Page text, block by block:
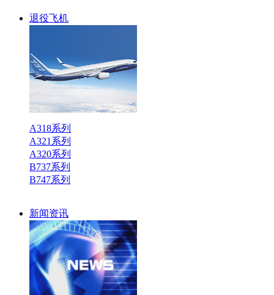
退役飞机
A318系列
A321系列
A320系列
B737系列
B747系列
新闻资讯